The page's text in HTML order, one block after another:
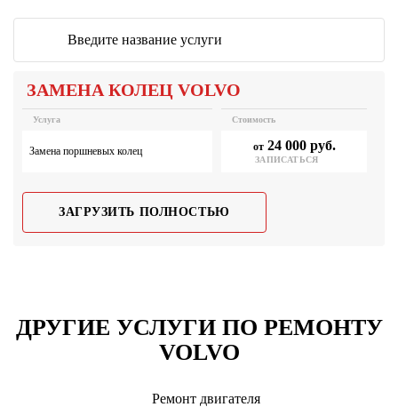
ЗАМЕНА КОЛЕЦ VOLVO
Услуга Стоимость
Замена поршневых колец от24 000 руб.
ЗАПИСАТЬСЯ
ЗАГРУЗИТЬ ПОЛНОСТЬЮ
ДРУГИЕ УСЛУГИ ПО РЕМОНТУ
VOLVO
Ремонт двигателя